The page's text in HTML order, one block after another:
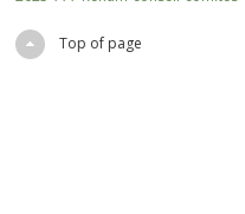
Top of page